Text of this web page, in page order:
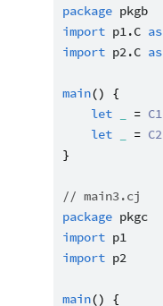
package pkgb
import p1.C as
import p2.C as
main() {
let
= C1
let
= C2
}
// main3.cj
package pkgc
import p1
import p2
main() {